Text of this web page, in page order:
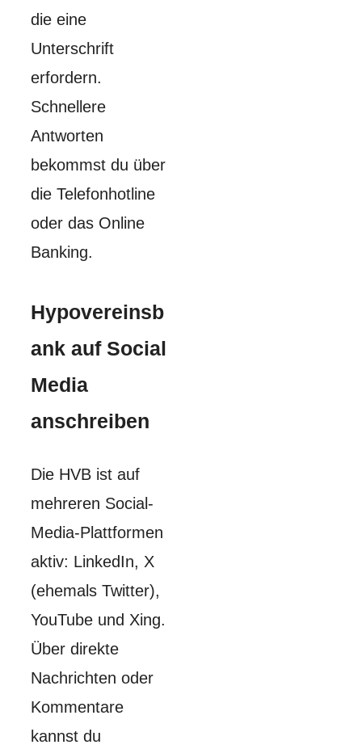
die eine
Unterschrift
erfordern.
Schnellere
Antworten
bekommst du über
die Telefonhotline
oder das Online
Banking.
Hypovereinsb
ank auf Social
Media
anschreiben
Die HVB ist auf
mehreren Social-
Media-Plattformen
aktiv: LinkedIn, X
(ehemals Twitter),
YouTube und Xing.
Über direkte
Nachrichten oder
Kommentare
kannst du